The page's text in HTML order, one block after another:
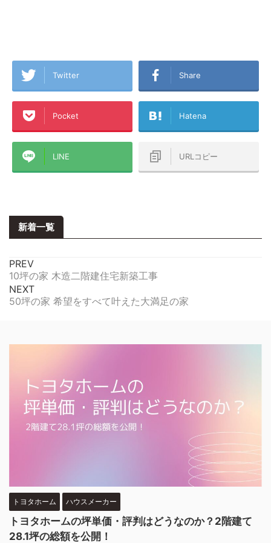
Twitter Share
Pocket Hatena
LINE URLコピー
新着一覧
PREV
10坪の家 木造二階建住宅新築工事
NEXT
50坪の家 希望をすべて叶えた大満足の家
トヨタホーム ハウスメーカー
トヨタホームの坪単価・評判はどうなのか？2階建て
28.1坪の総額を公開！